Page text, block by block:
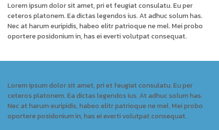
Lorem ipsum dolor sit amet, pri et feugiat consulatu. Eu per
ceteros platonem. Ea dictas legendos ius. At adhuc solum has.
Nec at harum euripidis, habeo elitr patrioque ne mel. Mei probo
oportere posidonium in, has ei everti volutpat consequat.
Lorem ipsum dolor sit amet, pri et feugiat consulatu. Eu per
ceteros platonem. Ea dictas legendos ius. At adhuc solum has.
Nec at harum euripidis, habeo elitr patrioque ne mel. Mei probo
oportere posidonium in, has ei everti volutpat consequat.